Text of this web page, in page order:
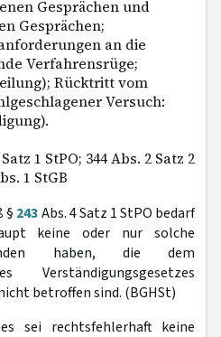
Gesprächen und
Gesprächen;
an die
Verfahrensrüge;
Rücktritt vom
Versuch:
1 StPO; 344 Abs. 2 Satz 2
1 StGB
§ 243Abs. 4 Satz 1 StPO bedarf
keine oder nur solche
haben, die dem
Verständigungsgesetzes
betroffen sind. (BGHSt)
sei rechtsfehlerhaft keine